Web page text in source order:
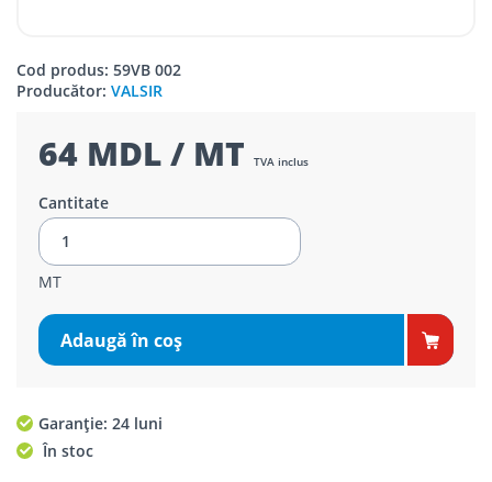
Cod produs: 59VB 002
Producător: VALSIR
64 MDL / MT TVA inclus
Cantitate
MT
Adaugă în coş
Garanție: 24 luni
În stoc